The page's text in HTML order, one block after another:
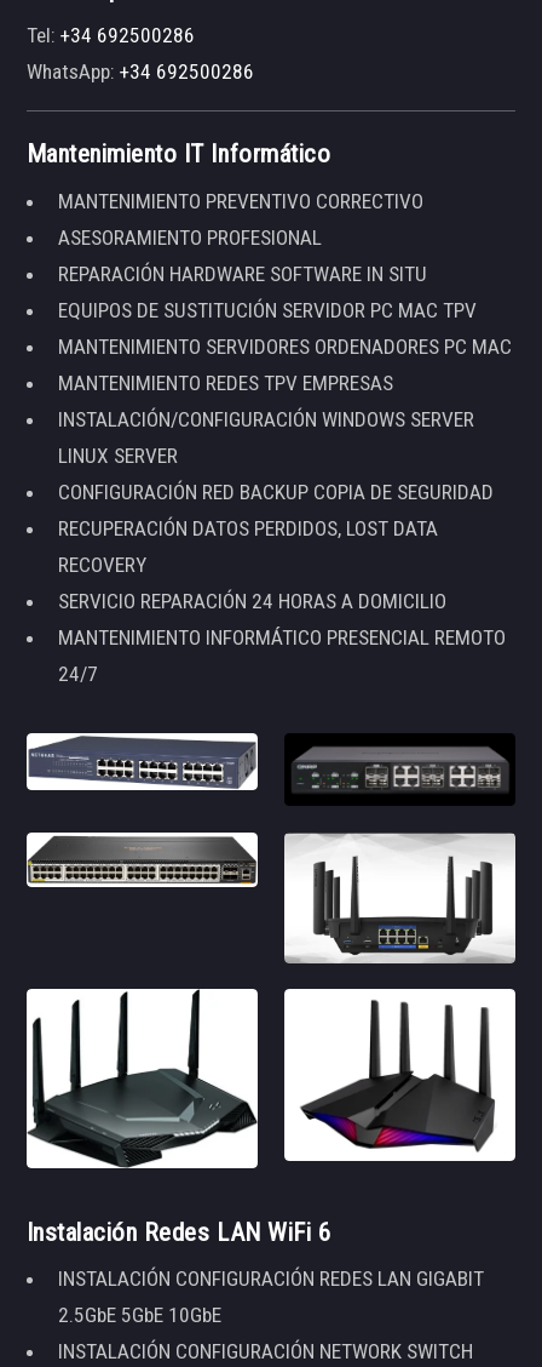
Tel:+34 692500286
WhatsApp:+34 692500286
Mantenimiento IT Informático
MANTENIMIENTO PREVENTIVO CORRECTIVO
ASESORAMIENTO PROFESIONAL
REPARACIÓN HARDWARE SOFTWARE IN SITU
EQUIPOS DE SUSTITUCIÓN SERVIDOR PC MAC TPV
MANTENIMIENTO SERVIDORES ORDENADORES PC MAC
MANTENIMIENTO REDES TPV EMPRESAS
INSTALACIÓN/CONFIGURACIÓN WINDOWS SERVER
LINUX SERVER
CONFIGURACIÓN RED BACKUP COPIA DE SEGURIDAD
RECUPERACIÓN DATOS PERDIDOS, LOST DATA
RECOVERY
SERVICIO REPARACIÓN 24 HORAS A DOMICILIO
MANTENIMIENTO INFORMÁTICO PRESENCIAL REMOTO
24/7
Instalación Redes LAN WiFi 6
INSTALACIÓN CONFIGURACIÓN REDES LAN GIGABIT
2.5GbE 5GbE 10GbE
INSTALACIÓN CONFIGURACIÓN NETWORK SWITCH